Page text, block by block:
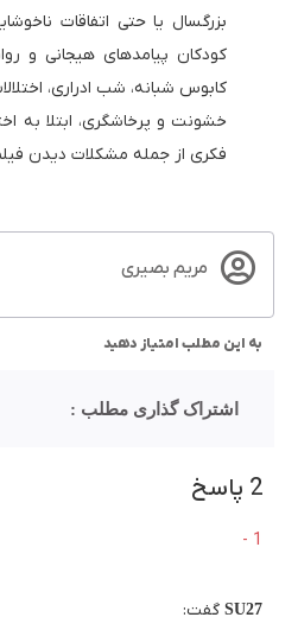
بزرگسال یا حتی اتفاقات
کودکان پیامدهای هیجانی و
کابوس شبانه، شب ادراری،
خشونت و پرخاشگری، ابتلا به
فکری از جمله مشکلات دیدن
مریم بصیری
به این مطلب امتیاز دهید
اشتراک گذاری مطلب :
2 پاسخ
SU27 گفت: